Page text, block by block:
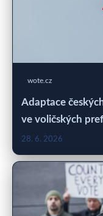
wote.cz
Adaptace
ve voličských
28. 6. 2026